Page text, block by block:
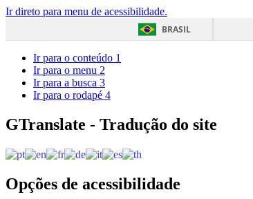
Ir direto para menu de acessibilidade.
BRASIL
Ir para o conteúdo 1
Ir para o menu 2
Ir para a busca 3
Ir para o rodapé 4
GTranslate - Tradução do site
Opções de acessibilidade